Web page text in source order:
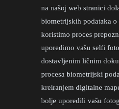
na našoj web stranici
biometrijskih podataka
koristimo proces
uporedimo vašu selfi
dostavljenim ličnim
procesa biometrijski
kreiranjem digitalne
bolje uporedili vašu